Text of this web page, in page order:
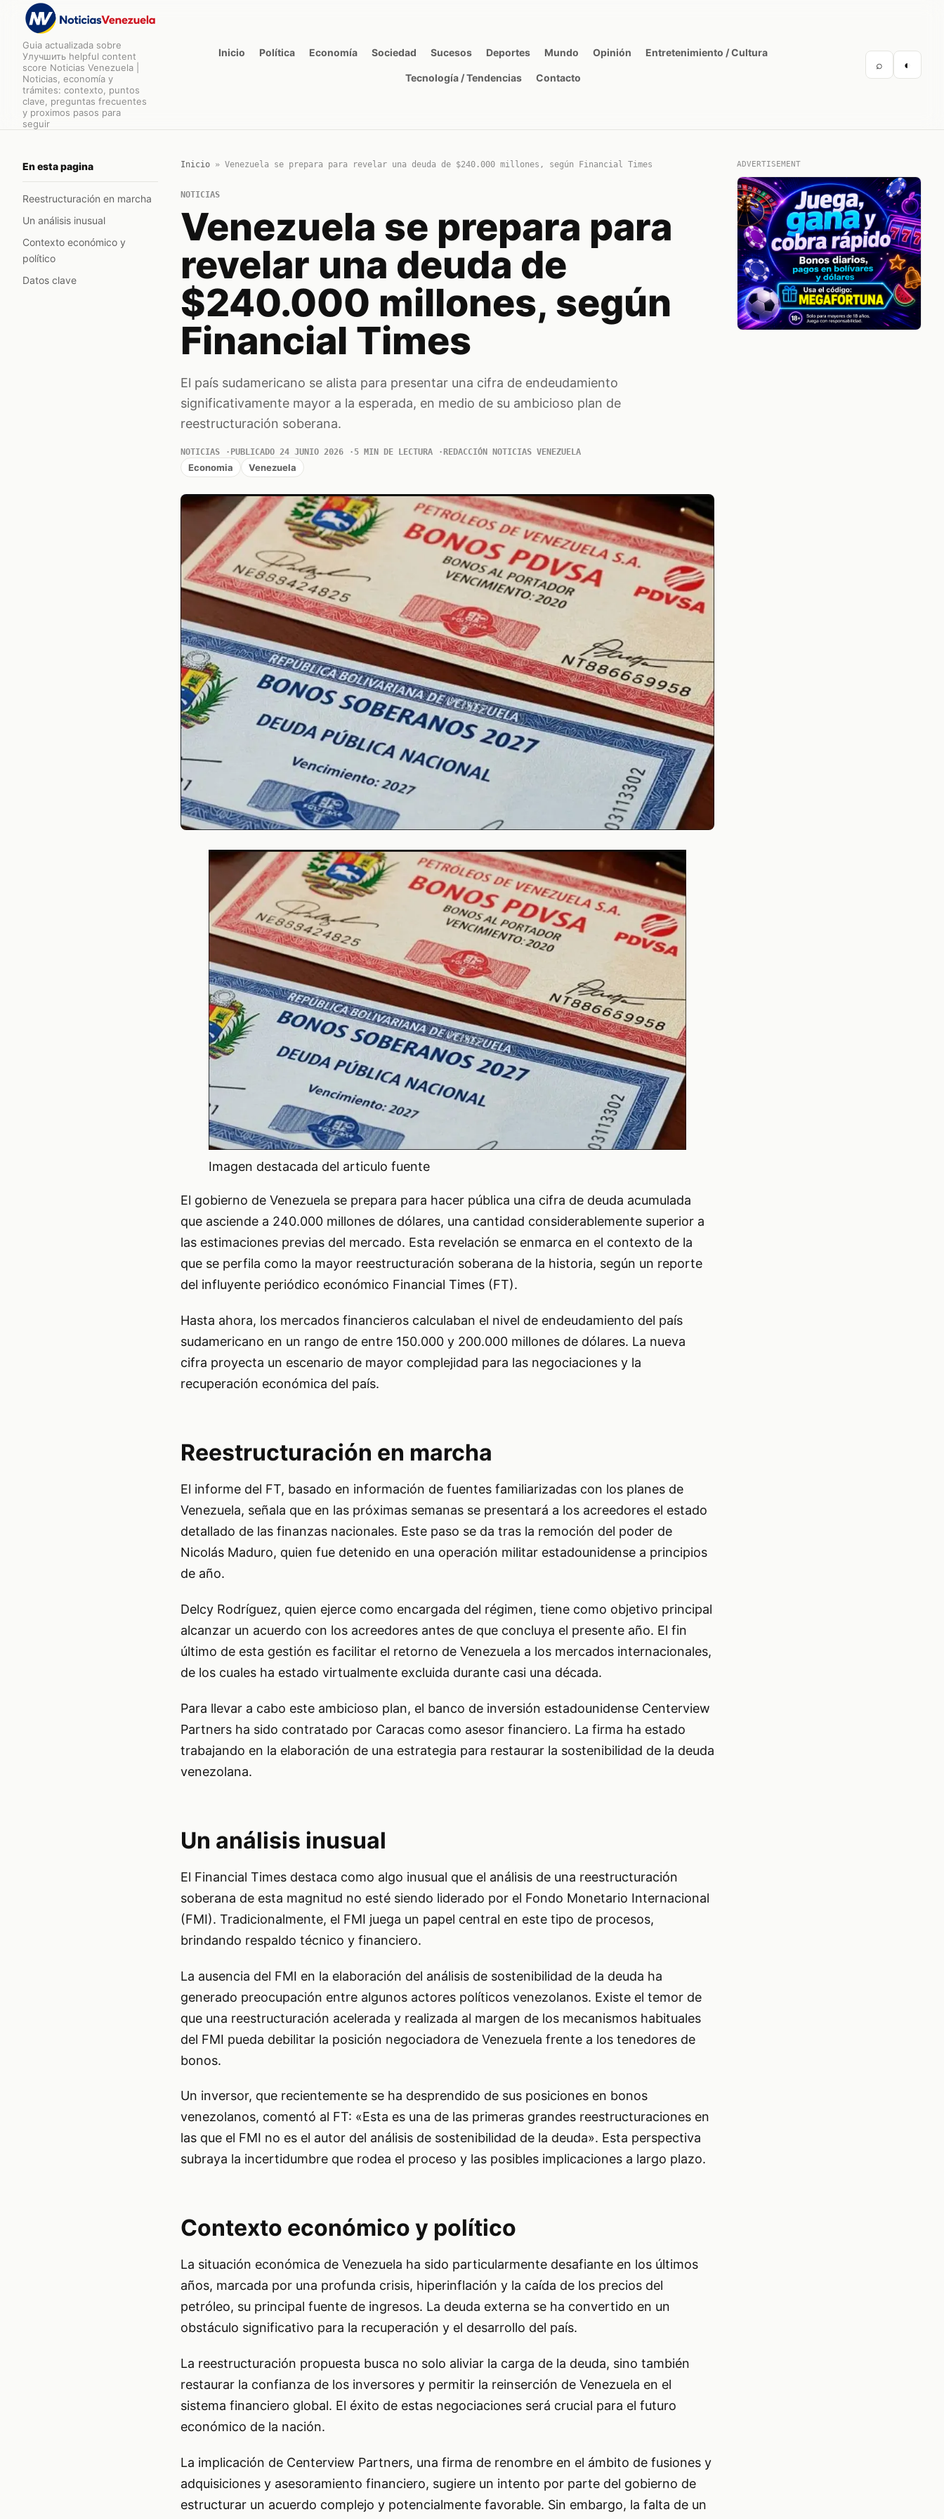
Guia actualizada sobre
Улучшить helpful content
score Noticias Venezuela |
Noticias, economía y
trámites: contexto, puntos
clave, preguntas frecuentes
y proximos pasos para
seguir
Inicio Política Economía Sociedad Sucesos Deportes Mundo Opinión Entretenimiento / Cultura
Tecnología / Tendencias Contacto
⌕ ◐
En esta pagina
Reestructuración en marcha
Un análisis inusual
Contexto económico y
político
Datos clave
Inicio» Venezuela se prepara para revelar una deuda de $240.000 millones, según Financial Times
NOTICIAS
Venezuela se prepara para
revelar una deuda de
$240.000 millones, según
Financial Times
El país sudamericano se alista para presentar una cifra de endeudamiento
significativamente mayor a la esperada, en medio de su ambicioso plan de
reestructuración soberana.
NOTICIAS PUBLICADO 24 JUNIO 2026 5 MIN DE LECTURA REDACCIÓN NOTICIAS VENEZUELA
Economia Venezuela
Imagen destacada del articulo fuente
El gobierno de Venezuela se prepara para hacer pública una cifra de deuda acumulada
que asciende a 240.000 millones de dólares, una cantidad considerablemente superior a
las estimaciones previas del mercado. Esta revelación se enmarca en el contexto de la
que se perfila como la mayor reestructuración soberana de la historia, según un reporte
del influyente periódico económico Financial Times (FT).
Hasta ahora, los mercados financieros calculaban el nivel de endeudamiento del país
sudamericano en un rango de entre 150.000 y 200.000 millones de dólares. La nueva
cifra proyecta un escenario de mayor complejidad para las negociaciones y la
recuperación económica del país.
Reestructuración en marcha
El informe del FT, basado en información de fuentes familiarizadas con los planes de
Venezuela, señala que en las próximas semanas se presentará a los acreedores el estado
detallado de las finanzas nacionales. Este paso se da tras la remoción del poder de
Nicolás Maduro, quien fue detenido en una operación militar estadounidense a principios
de año.
Delcy Rodríguez, quien ejerce como encargada del régimen, tiene como objetivo principal
alcanzar un acuerdo con los acreedores antes de que concluya el presente año. El fin
último de esta gestión es facilitar el retorno de Venezuela a los mercados internacionales,
de los cuales ha estado virtualmente excluida durante casi una década.
Para llevar a cabo este ambicioso plan, el banco de inversión estadounidense Centerview
Partners ha sido contratado por Caracas como asesor financiero. La firma ha estado
trabajando en la elaboración de una estrategia para restaurar la sostenibilidad de la deuda
venezolana.
Un análisis inusual
El Financial Times destaca como algo inusual que el análisis de una reestructuración
soberana de esta magnitud no esté siendo liderado por el Fondo Monetario Internacional
(FMI). Tradicionalmente, el FMI juega un papel central en este tipo de procesos,
brindando respaldo técnico y financiero.
La ausencia del FMI en la elaboración del análisis de sostenibilidad de la deuda ha
generado preocupación entre algunos actores políticos venezolanos. Existe el temor de
que una reestructuración acelerada y realizada al margen de los mecanismos habituales
del FMI pueda debilitar la posición negociadora de Venezuela frente a los tenedores de
bonos.
Un inversor, que recientemente se ha desprendido de sus posiciones en bonos
venezolanos, comentó al FT: «Esta es una de las primeras grandes reestructuraciones en
las que el FMI no es el autor del análisis de sostenibilidad de la deuda». Esta perspectiva
subraya la incertidumbre que rodea el proceso y las posibles implicaciones a largo plazo.
Contexto económico y político
La situación económica de Venezuela ha sido particularmente desafiante en los últimos
años, marcada por una profunda crisis, hiperinflación y la caída de los precios del
petróleo, su principal fuente de ingresos. La deuda externa se ha convertido en un
obstáculo significativo para la recuperación y el desarrollo del país.
La reestructuración propuesta busca no solo aliviar la carga de la deuda, sino también
restaurar la confianza de los inversores y permitir la reinserción de Venezuela en el
sistema financiero global. El éxito de estas negociaciones será crucial para el futuro
económico de la nación.
La implicación de Centerview Partners, una firma de renombre en el ámbito de fusiones y
adquisiciones y asesoramiento financiero, sugiere un intento por parte del gobierno de
estructurar un acuerdo complejo y potencialmente favorable. Sin embargo, la falta de un
ADVERTISEMENT